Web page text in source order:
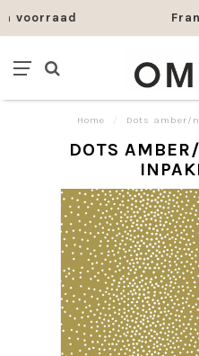
Franco levering
Home Dots amber/
DOTS